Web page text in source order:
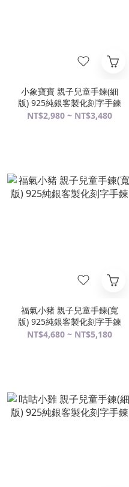
小象寶寶 親子兒童手鍊(細
版) 925純銀客製化刻字手鍊
NT$2,980 ~ NT$3,480
福氣小豬 親子兒童手鍊(寬
版) 925純銀客製化刻字手鍊
NT$4,680 ~ NT$5,180